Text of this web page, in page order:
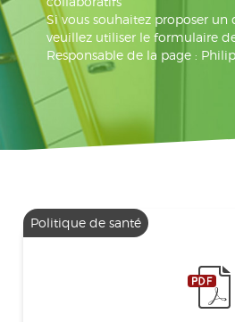
Si vous souhaitez proposer un
veuillez utiliser le formulaire
Responsable de la page :
Politique de santé